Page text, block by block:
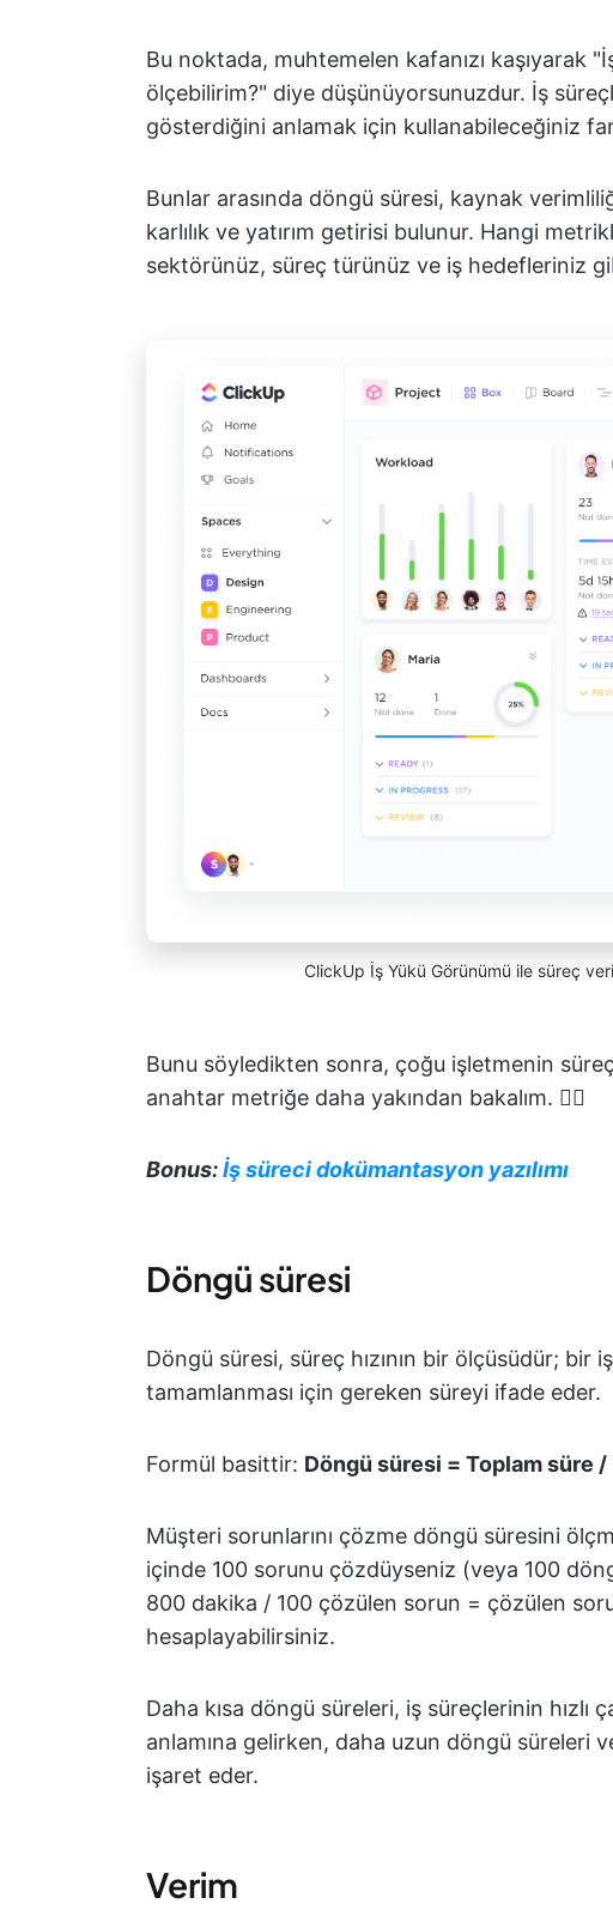
Bu noktada, muhtemelen kafanızı kaşıyarak
ölçebilirim?" diye düşünüyorsunuzdur. İş
gösterdiğini anlamak için kullanabileceğiniz
Bunlar arasında döngü süresi, kaynak
karlılık ve yatırım getirisi bulunur. Hangi
sektörünüz, süreç türünüz ve iş hedefleriniz
ClickUp İş Yükü Görünümü ile süreç
Bunu söyledikten sonra, çoğu işletmenin
anahtar metriğe daha yakından bakalım. 🏊‍♂️
Bonus:İş süreci dokümantasyon yazılımı
Döngü süresi
Döngü süresi, süreç hızının bir ölçüsüdür; bir
tamamlanması için gereken süreyi ifade eder.
Formül basittir: Döngü süresi = Toplam süre /
Müşteri sorunlarını çözme döngü süresini
içinde 100 sorunu çözdüyseniz (veya 100
800 dakika / 100 çözülen sorun = çözülen
hesaplayabilirsiniz.
Daha kısa döngü süreleri, iş süreçlerinin hızlı
anlamına gelirken, daha uzun döngü süreleri
işaret eder.
Verim